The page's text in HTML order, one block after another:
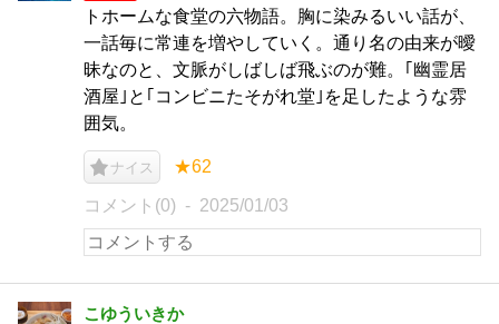
トホームな食堂の六物語。胸に染みるいい話が、
一話毎に常連を増やしていく。通り名の由来が曖
昧なのと、文脈がしばしば飛ぶのが難。｢幽霊居
酒屋｣と｢コンビニたそがれ堂｣を足したような雰
囲気。
ナイス ★62
コメント(0) 2025/01/03
こゆういきか